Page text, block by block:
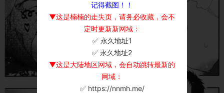
记得截图！！
▼这是楠楠的走失页，请务必收藏，会不
定时更新新网域：
✅ 永久地址1
✅ 永久地址2
▼这是大陆地区网域，会自动跳转最新的
网域：
✅ https://nnmh.me/